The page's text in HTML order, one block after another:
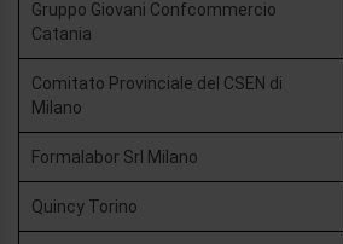
Gruppo Giovani Confcommercio
Catania
Comitato Provinciale del CSEN di
Milano
Formalabor Srl Milano
Quincy Torino